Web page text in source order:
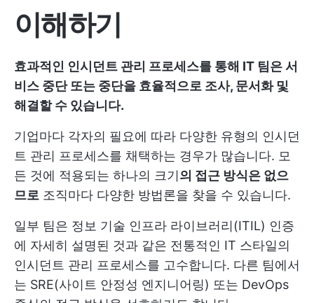
이해하기
효과적인 인시던트 관리 프로세스를 통해 IT 팀은 서
비스 중단 또는 중단을 효율적으로 조사, 문서화 및
해결할 수 있습니다.
기업마다 각자의 필요에 따라 다양한 유형의 인시던
트 관리 프로세스를 채택하는 경우가 많습니다. 모
든 것에 적용되는 하나의 크기의 접근 방식은 없으
므로 조직마다 다양한 방법론을 찾을 수 있습니다.
일부 팀은 정보 기술 인프라 라이브러리(ITIL) 인증
에 자세히 설명된 것과 같은 전통적인 IT 스타일의
인시던트 관리 프로세스를 고수합니다. 다른 팀에서
는 SRE(사이트 안정성 엔지니어링) 또는 DevOps